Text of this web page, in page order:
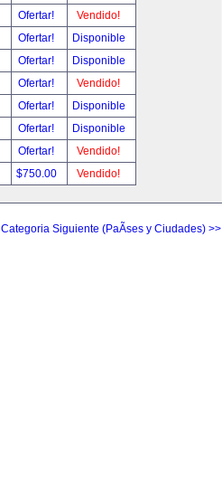
Ofertar!
Vendido!
Ofertar!
Disponible
Ofertar!
Disponible
Ofertar!
Vendido!
Ofertar!
Disponible
Ofertar!
Disponible
Ofertar!
Vendido!
$750.00 Vendido!
Categoria Siguiente (PaÃ­ses y Ciudades) >>